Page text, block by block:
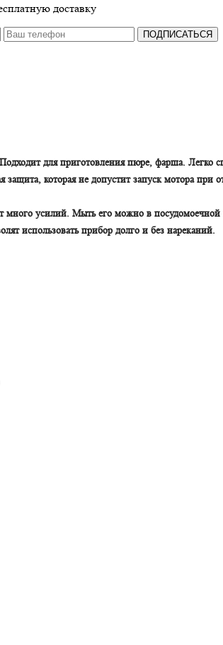
доставку
ПОДПИСАТЬСЯ
для приготовления пюре, фарша. Легко
защита, которая не допустит запуск мотора
усилий. Мыть его можно в
использовать прибор долго и без нареканий.